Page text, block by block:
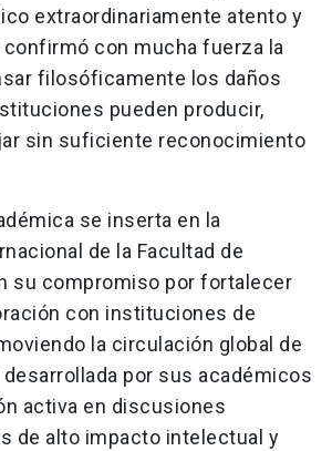
extraordinariamente atento y
con mucha fuerza la
filosóficamente los daños
pueden producir,
sin suficiente reconocimiento
se inserta en la
de la Facultad de
su compromiso por fortalecer
con instituciones de
la circulación global de
desarrollada por sus académicos
activa en discusiones
de alto impacto intelectual y